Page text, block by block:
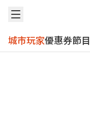
城市玩家優惠券節目